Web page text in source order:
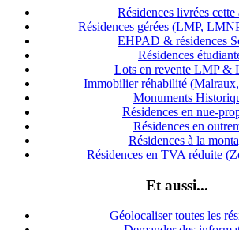
Résidences livrées cette
Résidences gérées (LMP,
EHPAD & résidences
Résidences
Lots en revente LMP &
Immobilier réhabilité
Monuments
Résidences en nue-
Résidences en
Résidences à la
Résidences en TVA réduite
Et aussi...
Géolocaliser toutes les